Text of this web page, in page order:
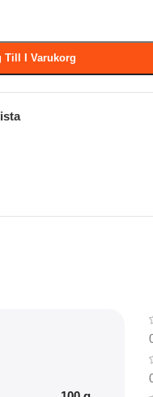
Till I Varukorg